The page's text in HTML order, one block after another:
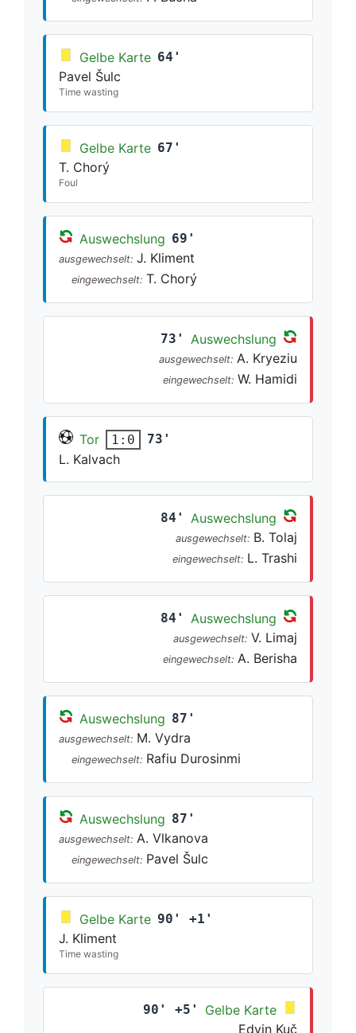
Gelbe Karte 64'
Pavel Šulc
Time wasting
Gelbe Karte 67'
T. Chorý
Foul
Auswechslung 69'
ausgewechselt: J. Kliment
eingewechselt: T. Chorý
73' Auswechslung
ausgewechselt: A. Kryeziu
eingewechselt: W. Hamidi
Tor 1:0 73'
L. Kalvach
84' Auswechslung
ausgewechselt: B. Tolaj
eingewechselt: L. Trashi
84' Auswechslung
ausgewechselt: V. Limaj
eingewechselt: A. Berisha
Auswechslung 87'
ausgewechselt: M. Vydra
eingewechselt: Rafiu Durosinmi
Auswechslung 87'
ausgewechselt: A. Vlkanova
eingewechselt: Pavel Šulc
Gelbe Karte 90' +1'
J. Kliment
Time wasting
90' +5'
Gelbe Karte
Edvin Kuč